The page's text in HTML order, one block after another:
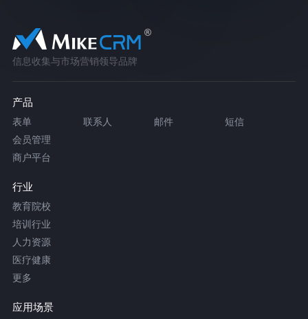
信息收集与市场营销领导品牌
产品
表单 联系人 邮件
短信
会员管理
商户平台
行业
教育院校
培训行业
人力资源
医疗健康
更多
应用场景